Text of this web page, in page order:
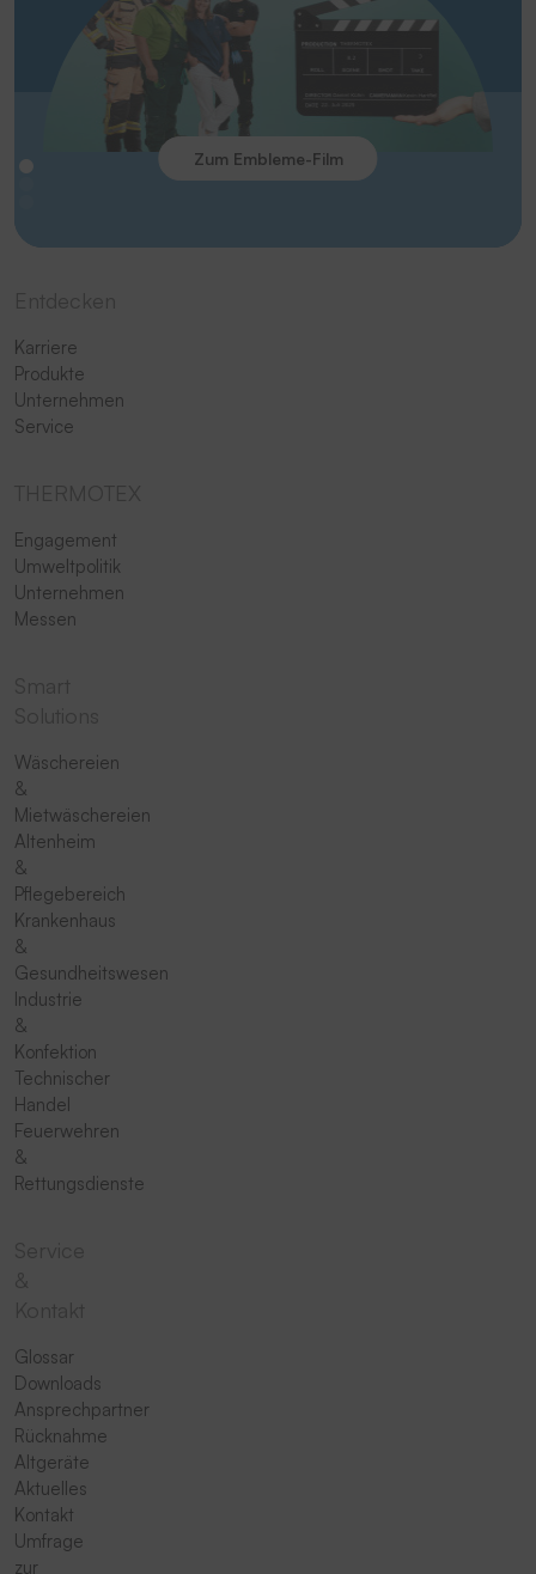
Zum Embleme-Film
Karriere
Produkte
Unternehmen
Service
Engagement
Umweltpolitik
Unternehmen
Messen
Wäschereien
&
Mietwäschereien
Altenheim
&
Pflegebereich
Krankenhaus
&
Gesundheitswesen
Industrie
&
Konfektion
Technischer
Handel
Feuerwehren
&
Rettungsdienste
Glossar
Downloads
Ansprechpartner
Rücknahme
Altgeräte
Aktuelles
Kontakt
Umfrage
zur